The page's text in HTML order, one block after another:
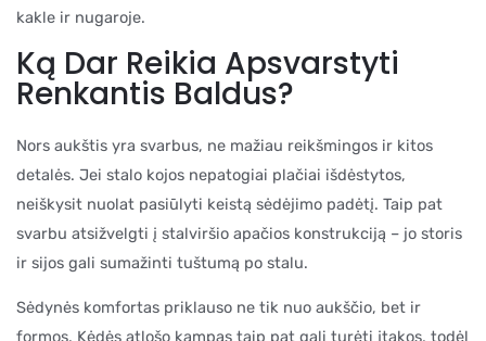
kakle ir nugaroje.
Ką Dar Reikia Apsvarstyti
Renkantis Baldus?
Nors aukštis yra svarbus, ne mažiau reikšmingos ir kitos
detalės. Jei stalo kojos nepatogiai plačiai išdėstytos,
neiškysit nuolat pasiūlyti keistą sėdėjimo padėtį. Taip pat
svarbu atsižvelgti į stalviršio apačios konstrukciją – jo storis
ir sijos gali sumažinti tuštumą po stalu.
Sėdynės komfortas priklauso ne tik nuo aukščio, bet ir
formos. Kėdės atlošo kampas taip pat gali turėti įtakos, todėl